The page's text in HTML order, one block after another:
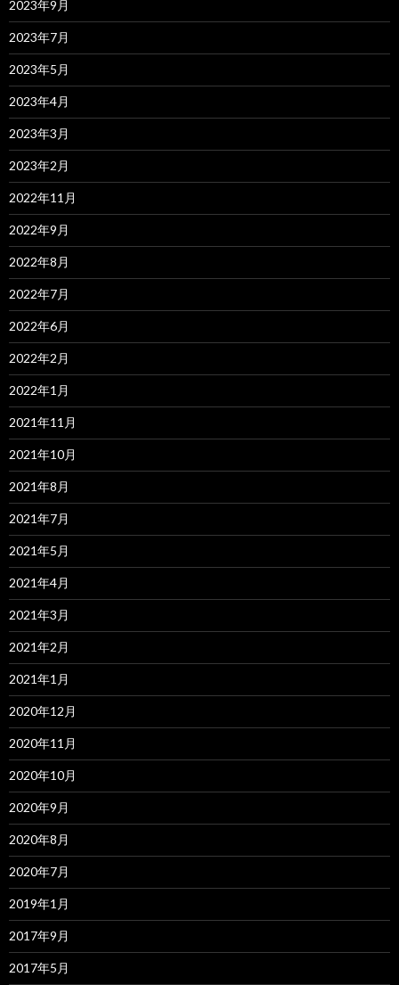
2023年9月
2023年7月
2023年5月
2023年4月
2023年3月
2023年2月
2022年11月
2022年9月
2022年8月
2022年7月
2022年6月
2022年2月
2022年1月
2021年11月
2021年10月
2021年8月
2021年7月
2021年5月
2021年4月
2021年3月
2021年2月
2021年1月
2020年12月
2020年11月
2020年10月
2020年9月
2020年8月
2020年7月
2019年1月
2017年9月
2017年5月